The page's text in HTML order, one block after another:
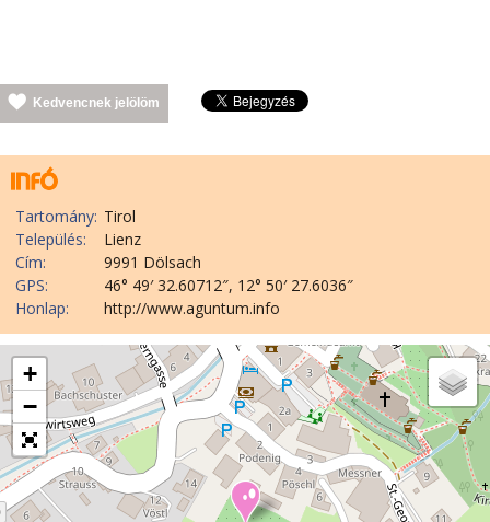
Kedvencnek jelölöm
Tartomány: Tirol
Település:
Lienz
Cím:
9991 Dölsach
GPS:
46° 49′ 32.60712″, 12° 50′ 27.6036″
Honlap:
http://www.aguntum.info
+
−